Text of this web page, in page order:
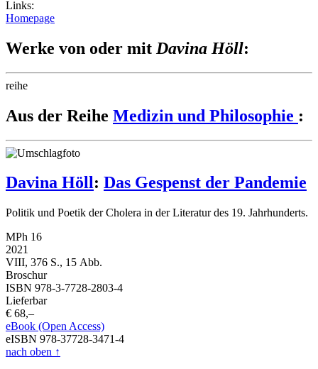
Links:
Homepage
Werke von oder mit Davina Höll:
reihe
Aus der Reihe Medizin und Philosophie :
Davina Höll: Das Gespenst der Pandemie
Politik und Poetik der Cholera in der Literatur des 19. Jahrhunderts.
MPh 16
2021
VIII, 376 S., 15 Abb.
Broschur
ISBN 978-3-7728-2803-4
Lieferbar
€ 68,–
eBook (Open Access)
eISBN 978-37728-3471-4
nach oben ↑